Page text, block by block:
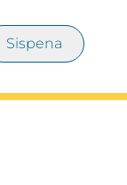
Sispena